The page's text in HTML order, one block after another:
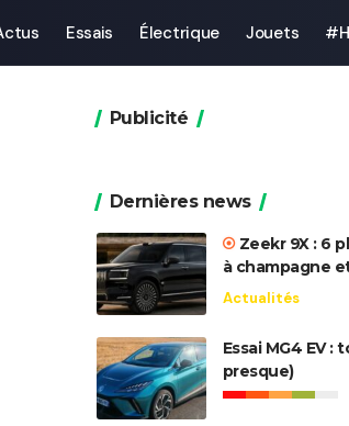
Essais Électrique Jouets
Publicité
Dernières news
Zeekr 9X : 6
à champagne
Actualités
Essai MG4 EV
presque)